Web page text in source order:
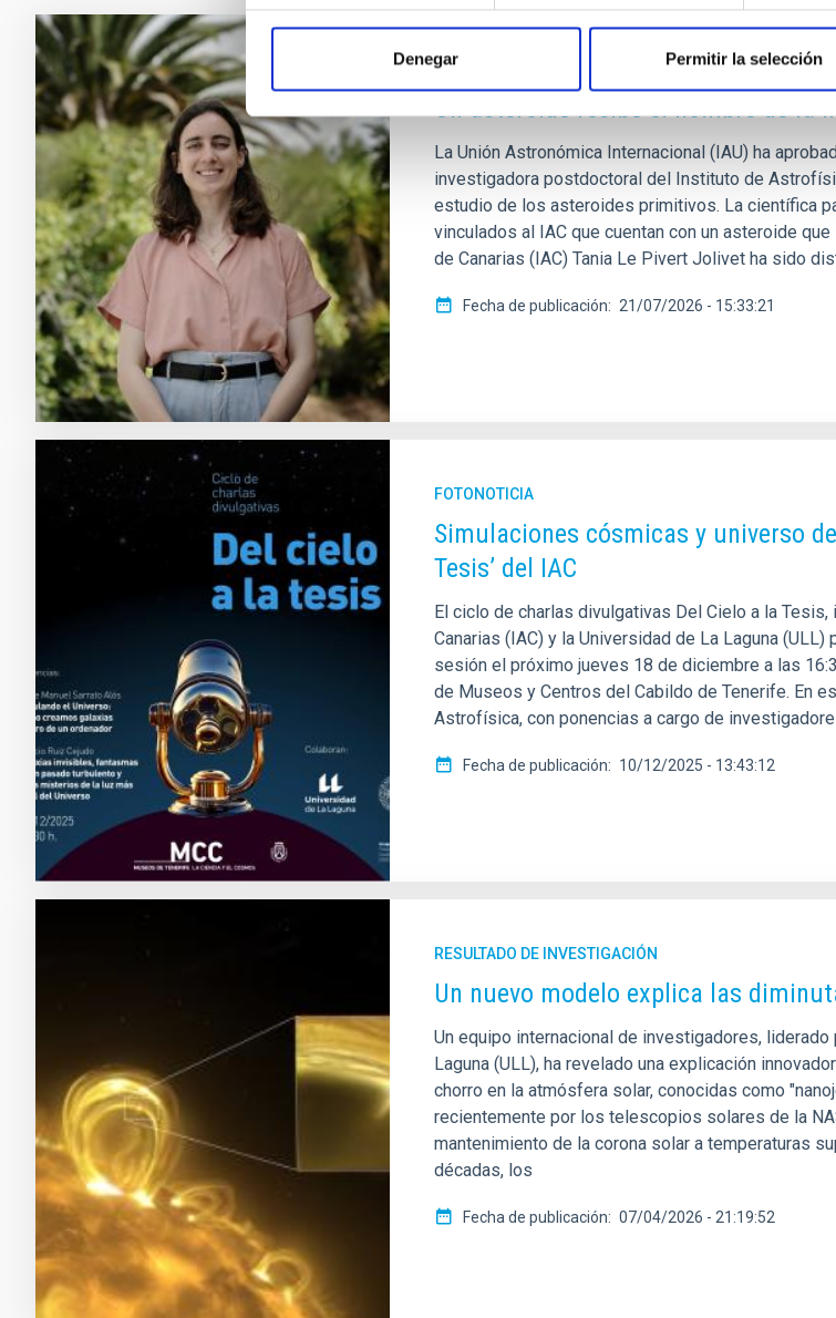
Denegar Permitir la selección
NOTA DE PRENSA
Un asteroide recibe el nombre de la
La Unión Astronómica Internacional (IAU) ha
investigadora postdoctoral del Instituto de
estudio de los asteroides primitivos. La científica
vinculados al IAC que cuentan con un asteroide
de Canarias (IAC) Tania Le Pivert Jolivet ha sido
Fecha de publicación 21/07/2026 - 15:33:21
FOTONOTICIA
Simulaciones cósmicas y universo
Tesis’ del IAC
El ciclo de charlas divulgativas Del Cielo a la
Canarias (IAC) y la Universidad de La Laguna
sesión el próximo jueves 18 de diciembre a las
de Museos y Centros del Cabildo de Tenerife. En
Astrofísica, con ponencias a cargo de
Fecha de publicación 10/12/2025 - 13:43:12
RESULTADO DE INVESTIGACIÓN
Un nuevo modelo explica las
Un equipo internacional de investigadores,
Laguna (ULL), ha revelado una explicación
chorro en la atmósfera solar, conocidas como
recientemente por los telescopios solares de la
mantenimiento de la corona solar a temperaturas
décadas, los
Fecha de publicación 07/04/2026 - 21:19:52